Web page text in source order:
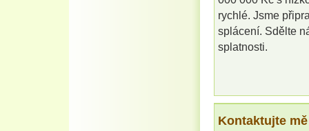
rychlé. Jsme
splácení. Sdělte
splatnosti.
Kontaktujte